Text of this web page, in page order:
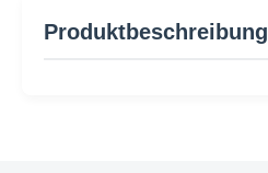
Produktbeschreibung